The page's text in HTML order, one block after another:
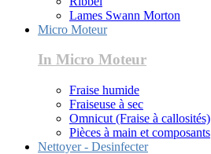
Lames Swann Morton
Micro Moteur
In Micro Moteur
Fraise humide
Fraiseuse à sec
Omnicut (Fraise à callosités)
Pièces à main et composants
Nettoyer - Desinfecter